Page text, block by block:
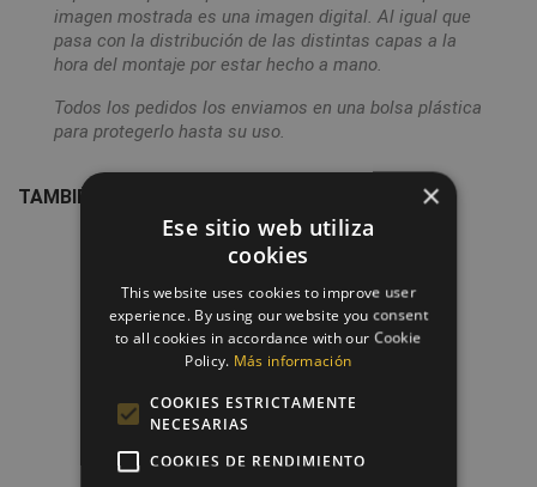
imagen mostrada es una imagen digital. Al igual que
pasa con la distribución de las distintas capas a la
hora del montaje por estar hecho a mano.
Todos los pedidos los enviamos en una bolsa plástica
para protegerlo hasta su uso.
TAMBIÉN PODRÍA INTERESARLE ×
Ese sitio web utiliza
cookies
This website uses cookies to improve user
experience. By using our website you consent
to all cookies in accordance with our Cookie
Policy. Más información
COOKIES ESTRICTAMENTE
NECESARIAS
COOKIES DE RENDIMIENTO